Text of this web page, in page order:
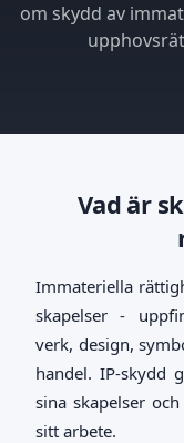
om skydd av
Vad är
Immateriella
skapelser -
verk, design,
handel. IP-skydd
sina skapelser
sitt arbete.